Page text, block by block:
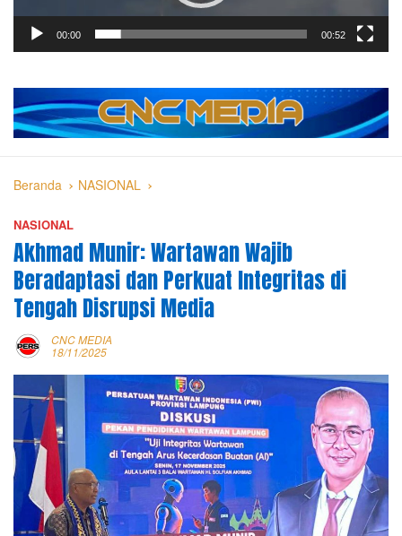
00:00 00:52
Beranda NASIONAL
NASIONAL
Akhmad Munir: Wartawan Wajib
Beradaptasi dan Perkuat Integritas di
Tengah Disrupsi Media
CNC MEDIA
18/11/2025